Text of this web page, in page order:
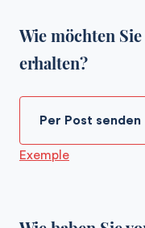
Wie möchten
erhalten?
Per Post senden
Exemple